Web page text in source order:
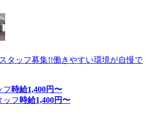
タッフ募集!!働きやすい環境が自慢で
フ 時給1,400円〜
ッフ 時給1,400円〜